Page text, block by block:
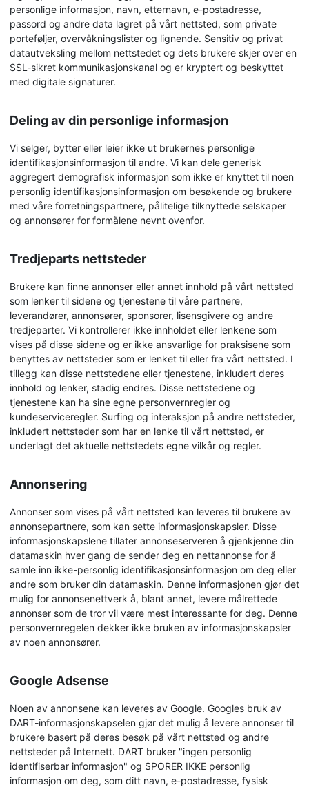
personlige informasjon, navn, etternavn, e-postadresse,
passord og andre data lagret på vårt nettsted, som private
porteføljer, overvåkningslister og lignende. Sensitiv og privat
datautveksling mellom nettstedet og dets brukere skjer over en
SSL-sikret kommunikasjonskanal og er kryptert og beskyttet
med digitale signaturer.
Deling av din personlige informasjon
Vi selger, bytter eller leier ikke ut brukernes personlige
identifikasjonsinformasjon til andre. Vi kan dele generisk
aggregert demografisk informasjon som ikke er knyttet til noen
personlig identifikasjonsinformasjon om besøkende og brukere
med våre forretningspartnere, pålitelige tilknyttede selskaper
og annonsører for formålene nevnt ovenfor.
Tredjeparts nettsteder
Brukere kan finne annonser eller annet innhold på vårt nettsted
som lenker til sidene og tjenestene til våre partnere,
leverandører, annonsører, sponsorer, lisensgivere og andre
tredjeparter. Vi kontrollerer ikke innholdet eller lenkene som
vises på disse sidene og er ikke ansvarlige for praksisene som
benyttes av nettsteder som er lenket til eller fra vårt nettsted. I
tillegg kan disse nettstedene eller tjenestene, inkludert deres
innhold og lenker, stadig endres. Disse nettstedene og
tjenestene kan ha sine egne personvernregler og
kundeserviceregler. Surfing og interaksjon på andre nettsteder,
inkludert nettsteder som har en lenke til vårt nettsted, er
underlagt det aktuelle nettstedets egne vilkår og regler.
Annonsering
Annonser som vises på vårt nettsted kan leveres til brukere av
annonsepartnere, som kan sette informasjonskapsler. Disse
informasjonskapslene tillater annonseserveren å gjenkjenne din
datamaskin hver gang de sender deg en nettannonse for å
samle inn ikke-personlig identifikasjonsinformasjon om deg eller
andre som bruker din datamaskin. Denne informasjonen gjør det
mulig for annonsenettverk å, blant annet, levere målrettede
annonser som de tror vil være mest interessante for deg. Denne
personvernregelen dekker ikke bruken av informasjonskapsler
av noen annonsører.
Google Adsense
Noen av annonsene kan leveres av Google. Googles bruk av
DART-informasjonskapselen gjør det mulig å levere annonser til
brukere basert på deres besøk på vårt nettsted og andre
nettsteder på Internett. DART bruker "ingen personlig
identifiserbar informasjon" og SPORER IKKE personlig
informasjon om deg, som ditt navn, e-postadresse, fysisk